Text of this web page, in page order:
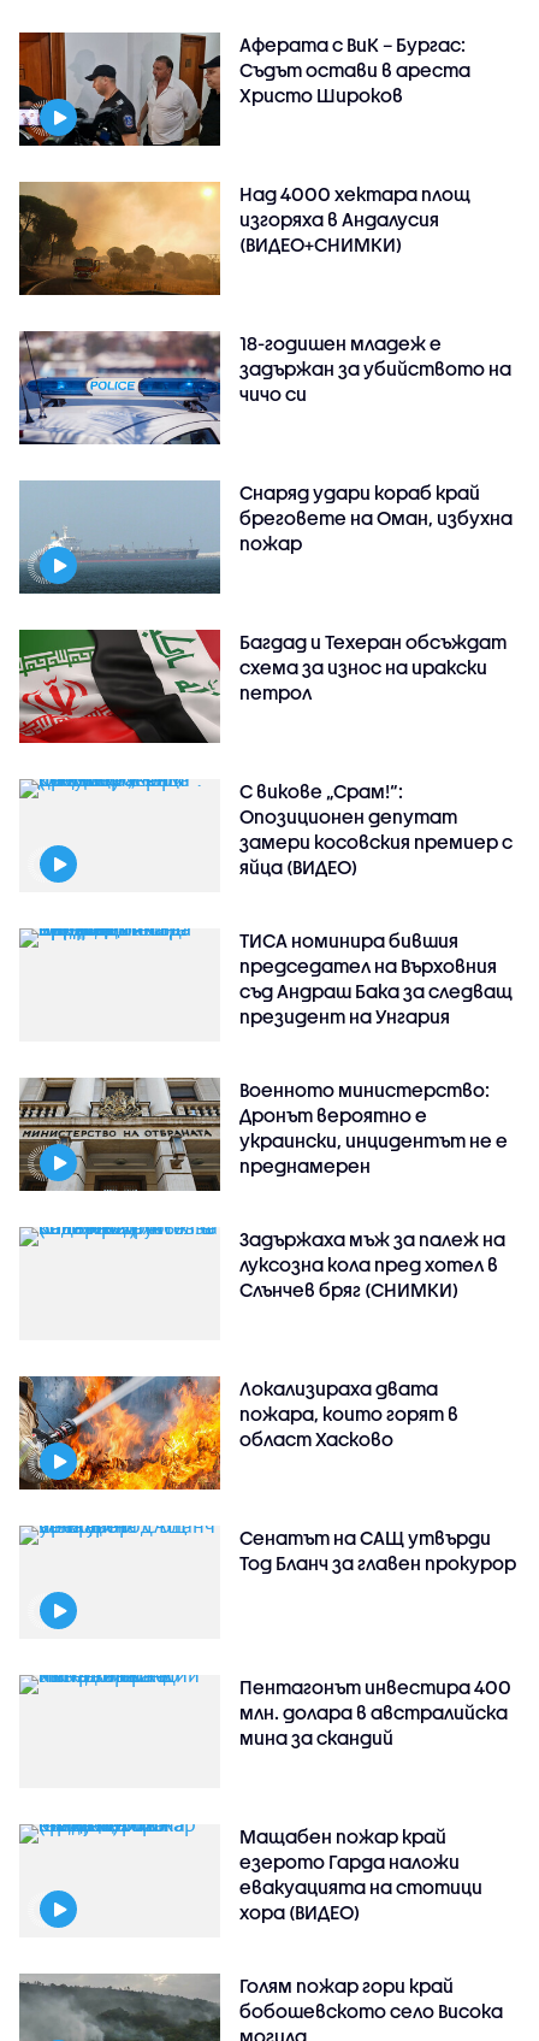
Аферата с ВиК – Бургас:
Съдът остави в ареста
Христо Широков
Над 4000 хектара площ
изгоряха в Андалусия
(ВИДЕО+СНИМКИ)
18-годишен младеж е
задържан за убийството на
чичо си
Снаряд удари кораб край
бреговете на Оман, избухна
пожар
Багдад и Техеран обсъждат
схема за износ на иракски
петрол
С викове „Срам!“:
Опозиционен депутат
замери косовския премиер с
яйца (ВИДЕО)
ТИСА номинира бившия
председател на Върховния
съд Андраш Бака за следващ
президент на Унгария
Военното министерство:
Дронът вероятно е
украински, инцидентът не е
преднамерен
Задържаха мъж за палеж на
луксозна кола пред хотел в
Слънчев бряг (СНИМКИ)
Локализираха двата
пожара, които горят в
област Хасково
Сенатът на САЩ утвърди
Тод Бланч за главен прокурор
Пентагонът инвестира 400
млн. долара в австралийска
мина за скандий
Мащабен пожар край
езерото Гарда наложи
евакуацията на стотици
хора (ВИДЕО)
Голям пожар гори край
бобошевското село Висока
могила